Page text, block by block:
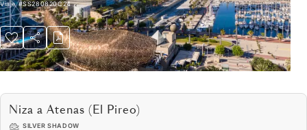
Viaje#SS280820C24
Niza a Atenas (El Pireo)
SILVER SHADOW